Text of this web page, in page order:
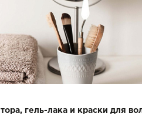
гель-лака и краски для